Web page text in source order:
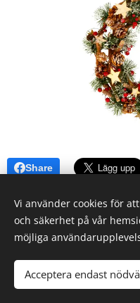
Share
Vi använder cookies för
och säkerhet på vår
möjliga
Acceptera endast